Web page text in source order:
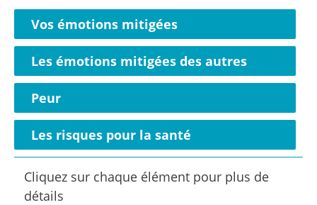
Vos émotions mitigées
Les émotions mitigées des autres
Peur
Les risques pour la santé
Cliquez sur chaque élément pour plus de
détails